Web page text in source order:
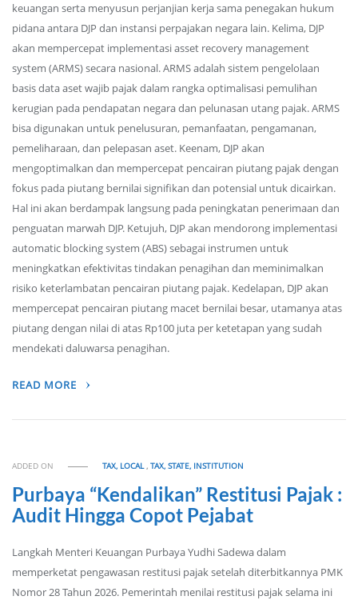
keuangan serta menyusun perjanjian kerja sama penegakan hukum
pidana antara DJP dan instansi perpajakan negara lain. Kelima, DJP
akan mempercepat implementasi asset recovery management
system (ARMS) secara nasional. ARMS adalah sistem pengelolaan
basis data aset wajib pajak dalam rangka optimalisasi pemulihan
kerugian pada pendapatan negara dan pelunasan utang pajak. ARMS
bisa digunakan untuk penelusuran, pemanfaatan, pengamanan,
pemeliharaan, dan pelepasan aset. Keenam, DJP akan
mengoptimalkan dan mempercepat pencairan piutang pajak dengan
fokus pada piutang bernilai signifikan dan potensial untuk dicairkan.
Hal ini akan berdampak langsung pada peningkatan penerimaan dan
penguatan marwah DJP. Ketujuh, DJP akan mendorong implementasi
automatic blocking system (ABS) sebagai instrumen untuk
meningkatkan efektivitas tindakan penagihan dan meminimalkan
risiko keterlambatan pencairan piutang pajak. Kedelapan, DJP akan
mempercepat pencairan piutang macet bernilai besar, utamanya atas
piutang dengan nilai di atas Rp100 juta per ketetapan yang sudah
mendekati daluwarsa penagihan.
READ MORE
ADDED ON TAX, LOCAL,TAX, STATE, INSTITUTION
Purbaya “Kendalikan” Restitusi Pajak :
Audit Hingga Copot Pejabat
Langkah Menteri Keuangan Purbaya Yudhi Sadewa dalam
memperketat pengawasan restitusi pajak setelah diterbitkannya PMK
Nomor 28 Tahun 2026. Pemerintah menilai restitusi pajak selama ini